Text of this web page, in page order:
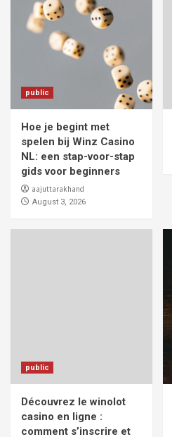
public
Hoe je begint met
spelen bij Winz Casino
NL: een stap-voor-stap
gids voor beginners
aajuttarakhand
August 3, 2026
public
Découvrez le winolot
casino en ligne :
comment s’inscrire et